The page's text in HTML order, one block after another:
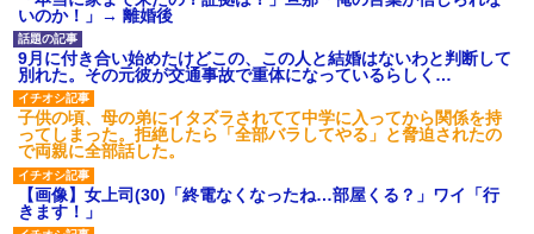
【衝撃】報酬100万円超の治験
募集がこちらｗｗｗｗｗ(※画像
あり)
【ネット騒然】惨殺されたタ
ワマン頂き女子のこの動画、す
げえええええｗｗｗｗｗｗｗｗ
ｗｗｗ
【愕然】白のクラウン俺氏、
高速道路左車線を制限速度で走
った結果wwwwwwwwwwww
百年の恋12-899 食べた量を
張り合ってくる
いのか！」→ 離婚後
9月に付き合い始めたけどこの、この人と結婚はないわと判断して
別れた。その元彼が交通事故で重体になっているらしく…
子供の頃、母の弟にイタズラされてて中学に入ってから関係を持
ってしまった。拒絶したら「全部バラしてやる」と脅迫されたの
で両親に全部話した。
【画像】女上司(30)「終電なくなったね…部屋くる？」ワイ「行
きます！」